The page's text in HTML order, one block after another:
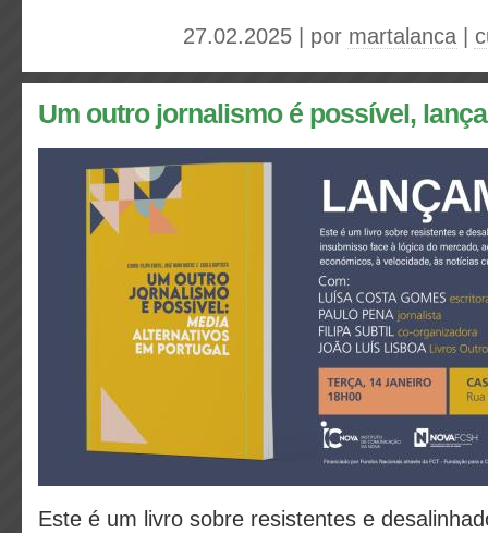
27.02.2025 | por martalanca
Um outro jornalismo é possível,
Este é um livro sobre resistentes e